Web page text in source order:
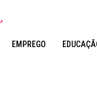
EMPREGO